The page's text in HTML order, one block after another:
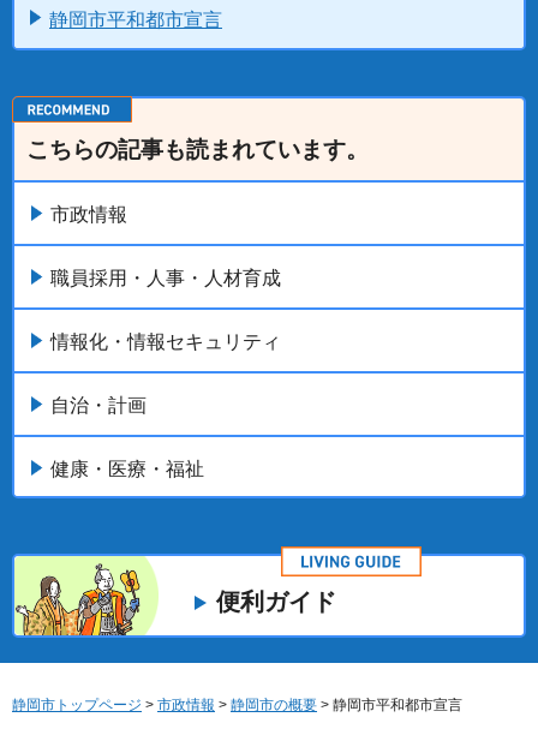
静岡市平和都市宣言
こちらの記事も読まれています。
市政情報
職員採用・人事・人材育成
情報化・情報セキュリティ
自治・計画
健康・医療・福祉
便利ガイド
静岡市トップページ > 市政情報 > 静岡市の概要 > 静岡市平和都市宣言